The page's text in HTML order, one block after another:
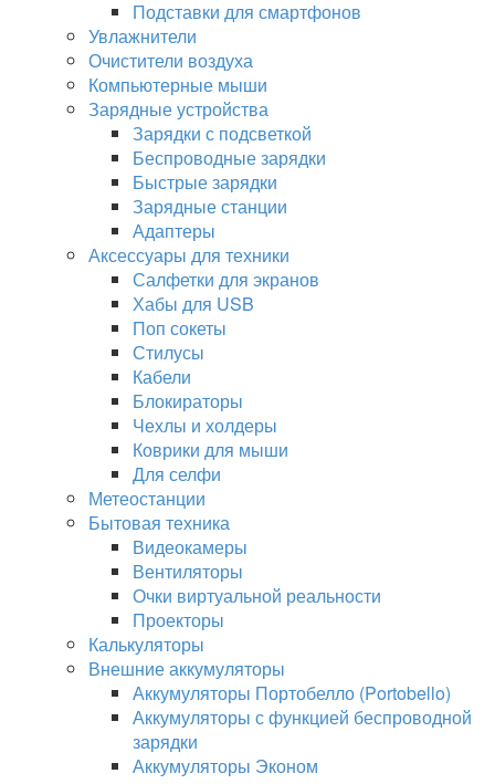
Подставки для смартфонов
Увлажнители
Очистители воздуха
Компьютерные мыши
Зарядные устройства
Зарядки с подсветкой
Беспроводные зарядки
Быстрые зарядки
Зарядные станции
Адаптеры
Аксессуары для техники
Салфетки для экранов
Хабы для USB
Поп сокеты
Стилусы
Кабели
Блокираторы
Чехлы и холдеры
Коврики для мыши
Для селфи
Метеостанции
Бытовая техника
Видеокамеры
Вентиляторы
Очки виртуальной реальности
Проекторы
Калькуляторы
Внешние аккумуляторы
Аккумуляторы Портобелло (Portobello)
Аккумуляторы с функцией беспроводной
зарядки
Аккумуляторы Эконом